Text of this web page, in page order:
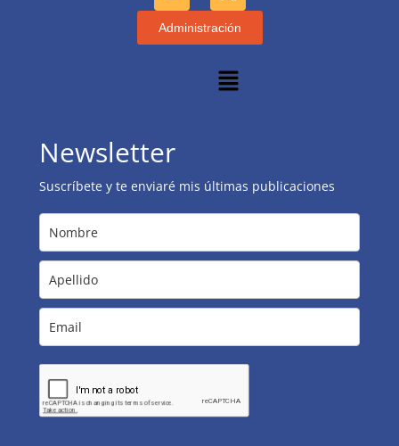
Administración
Newsletter
Suscríbete y te enviaré mis últimas publicaciones